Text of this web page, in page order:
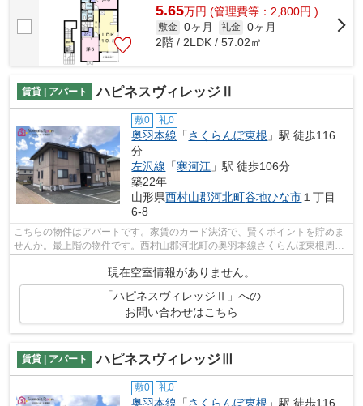
5.65万円 (管理費等：2,800円 )
敷金 0ヶ月 礼金 0ヶ月
2階 / 2LDK / 57.02㎡
賃貸 | アパート ハピネスヴィレッジⅡ
敷0 礼0
奥羽本線 「さくらんぼ東根 」駅 徒歩116
分
左沢線 「寒河江 」駅 徒歩106分
築22年
山形県西村山郡河北町谷地ひな市 １丁目
6-8
こちらの物件はアパートです。家賃のカード決済で、賢くポイントを貯めま
せんか。最上階の物件です。西村山郡河北町の奥羽本線さくらんぼ東根周辺
の物件のことなら、0237-86-6396かinf...
現在空室情報がありません。
「ハピネスヴィレッジⅡ」への
お問い合わせはこちら
賃貸 | アパート ハピネスヴィレッジⅢ
敷0 礼0
奥羽本線 「さくらんぼ東根 」駅 徒歩116